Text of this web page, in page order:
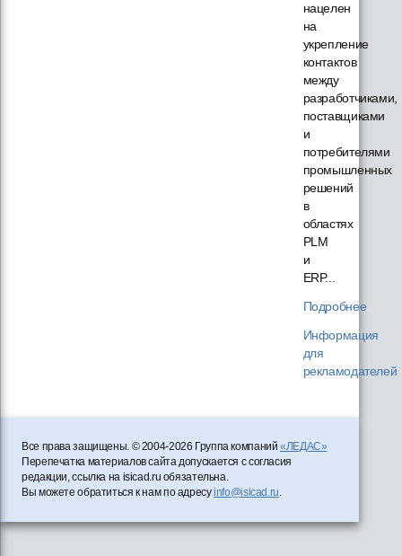
нацелен
на
укрепление
контактов
между
разработчиками,
поставщиками
и
потребителями
промышленных
решений
в
областях
PLM
и
ERP...
Подробнее
Информация
для
рекламодателей
Все права защищены. © 2004-2026 Группа компаний«ЛЕДАС»
Перепечатка материалов сайта допускается с согласия
редакции, ссылка на isicad.ru обязательна.
Вы можете обратиться к нам по адресуinfo@isicad.ru.